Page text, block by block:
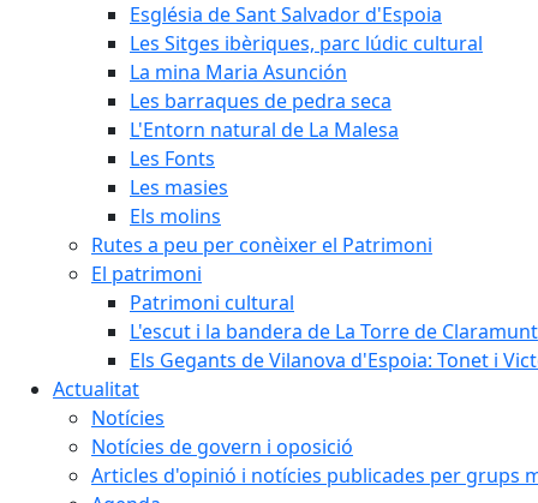
Església de Sant Salvador d'Espoia
Les Sitges ibèriques, parc lúdic cultural
La mina Maria Asunción
Les barraques de pedra seca
L'Entorn natural de La Malesa
Les Fonts
Les masies
Els molins
Rutes a peu per conèixer el Patrimoni
El patrimoni
Patrimoni cultural
L'escut i la bandera de La Torre de Claramunt
Els Gegants de Vilanova d'Espoia: Tonet i
Actualitat
Notícies
Notícies de govern i oposició
Articles d'opinió i notícies publicades per grups